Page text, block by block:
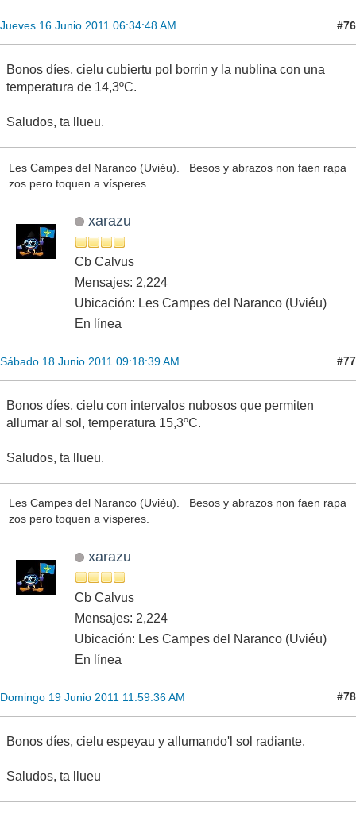
Jueves 16 Junio 2011 06:34:48 AM #76
Bonos díes, cielu cubiertu pol borrin y la nublina con una
temperatura de 14,3ºC.
Saludos, ta llueu.
Les Campes del Naranco (Uviéu). Besos y abrazos non faen rapa
zos pero toquen a vísperes.
xarazu
Cb Calvus
Mensajes: 2,224
Ubicación: Les Campes del Naranco (Uviéu)
En línea
Sábado 18 Junio 2011 09:18:39 AM #77
Bonos díes, cielu con intervalos nubosos que permiten
allumar al sol, temperatura 15,3ºC.
Saludos, ta llueu.
Les Campes del Naranco (Uviéu). Besos y abrazos non faen rapa
zos pero toquen a vísperes.
xarazu
Cb Calvus
Mensajes: 2,224
Ubicación: Les Campes del Naranco (Uviéu)
En línea
Domingo 19 Junio 2011 11:59:36 AM #78
Bonos díes, cielu espeyau y allumando'l sol radiante.
Saludos, ta llueu